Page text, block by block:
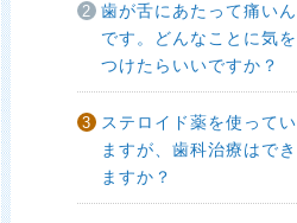
歯が舌にあたって痛いん
です。どんなことに気を
つけたらいいですか？
ステロイド薬を使ってい
ますが、歯科治療はでき
ますか？